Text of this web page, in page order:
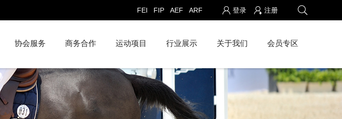
登录 注册
FEI FIP AEF ARF
协会服务 商务合作 运动项目 行业展示 关于我们 会员专区